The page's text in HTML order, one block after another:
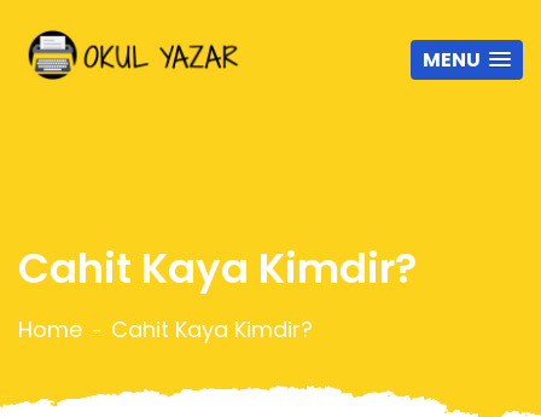
MENU
Cahit Kaya Kimdir?
Home Cahit Kaya Kimdir?